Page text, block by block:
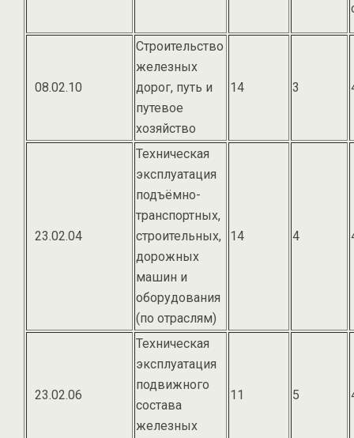
08.02.10
Строительство
железных
дорог, путь и
путевое
хозяйство
14 3
23.02.04
Техническая
эксплуатация
подъёмно-
транспортных,
строительных,
дорожных
машин и
оборудования
(по отраслям)
14 4
23.02.06
Техническая
эксплуатация
подвижного
состава
железных
11 5